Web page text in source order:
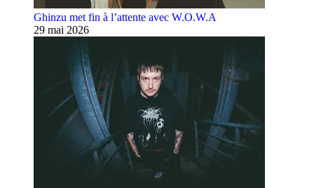
Ghinzu met fin à l’attente avec W.O.W.A
29 mai 2026